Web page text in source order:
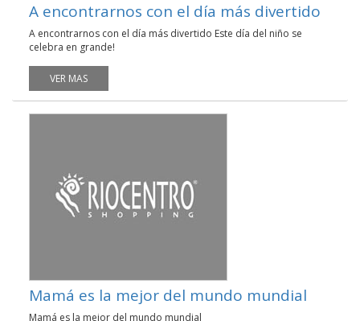
A encontrarnos con el día más divertido
A encontrarnos con el día más divertido Este día del niño se
celebra en grande!
VER MAS
Mamá es la mejor del mundo mundial
Mamá es la mejor del mundo mundial